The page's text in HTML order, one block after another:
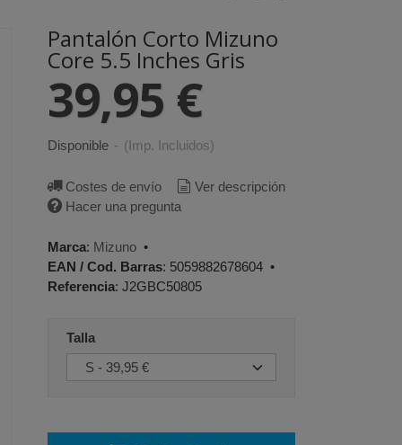
Pantalón Corto Mizuno
Core 5.5 Inches Gris
39,95 €
Disponible - (Imp. Incluidos)
Costes de envío
Ver descripción
Hacer una pregunta
Marca: Mizuno•
EAN / Cod. Barras: 5059882678604•
Referencia: J2GBC50805
Talla